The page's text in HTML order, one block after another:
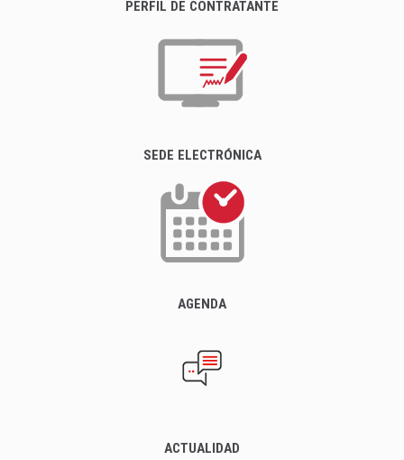
PERFIL DE CONTRATANTE
SEDE ELECTRÓNICA
AGENDA
ACTUALIDAD